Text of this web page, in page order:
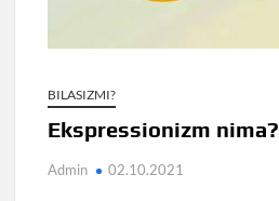
BILASIZMI?
Ekspressionizm nima?
Admin 02.10.2021